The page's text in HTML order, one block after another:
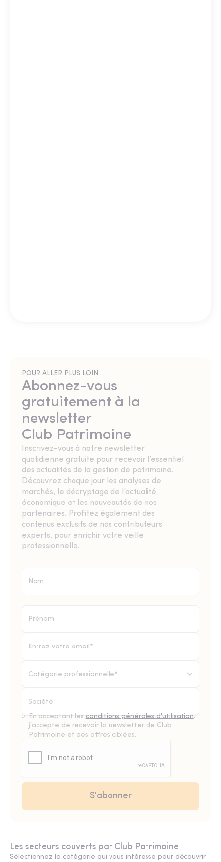
POUR ALLER PLUS LOIN
Abonnez-vous
gratuitement à la
newsletter
Club Patrimoine
Inscrivez-vous à notre newsletter
quotidienne gratuite pour recevoir l’essentiel
des actualités de la gestion de patrimoine.
Découvrez chaque jour les analyses de
marchés, le décryptage de l’actualité
économique et les nouveautés de nos
partenaires. Profitez également des
contenus exclusifs de nos contributeurs
experts, pour enrichir votre veille
professionnelle.
Catégorie professionnelle*
En acceptant les conditions générales d'utilisation,
j'accepte de recevoir la newsletter de Club
Patrimoine et des offres ciblées.
Les secteurs couverts par Club Patrimoine
Sélectionnez la catégorie qui vous intéresse pour découvrir